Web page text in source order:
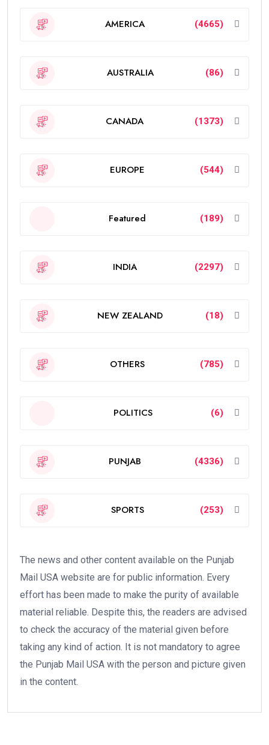
AMERICA (4665)
AUSTRALIA (86)
CANADA (1373)
EUROPE (544)
Featured (189)
INDIA (2297)
NEW ZEALAND (18)
OTHERS (785)
POLITICS (6)
PUNJAB (4336)
SPORTS (253)
The news and other content available on the Punjab
Mail USA website are for public information. Every
effort has been made to make the purity of available
material reliable. Despite this, the readers are advised
to check the accuracy of the material given before
taking any kind of action. It is not mandatory to agree
the Punjab Mail USA with the person and picture given
in the content.